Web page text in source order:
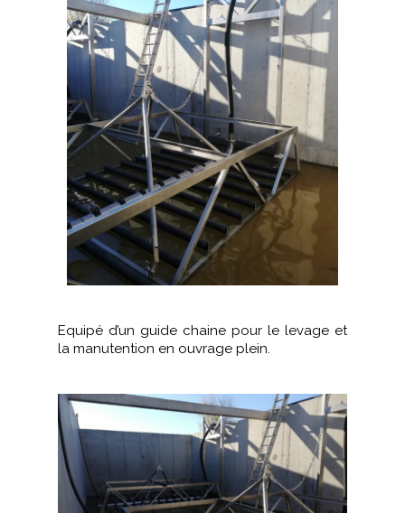
Equipé d’un guide chaine pour le levage et
la manutention en ouvrage plein.